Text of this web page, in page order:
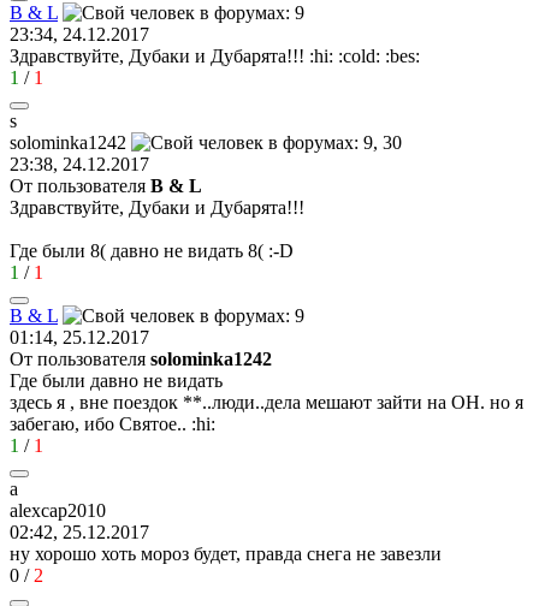
B & L
23:34, 24.12.2017
Здравствуйте, Дубаки и Дубарята!!! :hi: :cold: :bes:
1 / 1
s
solominka1242
23:38, 24.12.2017
От пользователя B & L
Здравствуйте, Дубаки и Дубарята!!!
Где были 8( давно не видать 8( :-D
1 / 1
B & L
01:14, 25.12.2017
От пользователя solominka1242
Где были давно не видать
здесь я , вне поездок **..люди..дела мешают зайти на ОН. но я
забегаю, ибо Святое.. :hi:
1 / 1
a
alexcap2010
02:42, 25.12.2017
ну хорошо хоть мороз будет, правда снега не завезли
0 / 2